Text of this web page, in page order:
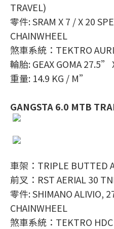
TRAVEL)
零件: SRAM X 7 / X 20
CHAINWHEEL
煞車系統：TEKTRO
輪胎: GEAX GOMA 27.5”
重量: 14.9 KG / M”
GANGSTA 6.0 MTB
車架：TRIPLE BUTTED
前叉：RST AERIAL 30
零件: SHIMANO ALIVIO,
CHAINWHEEL
煞車系統：TEKTRO